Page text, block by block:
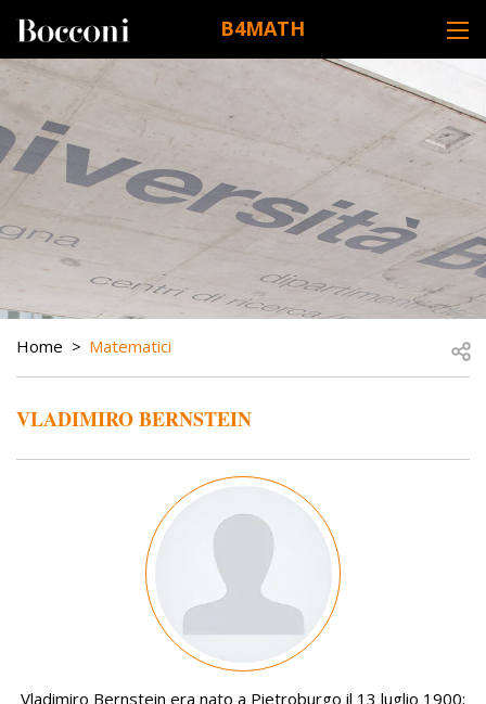
B4MATH
DESK NAVIGATION
BREADCRUMB
Home Matematici
VLADIMIRO BERNSTEIN
Vladimiro Bernstein era nato a Pietroburgo il 13 luglio 1900;